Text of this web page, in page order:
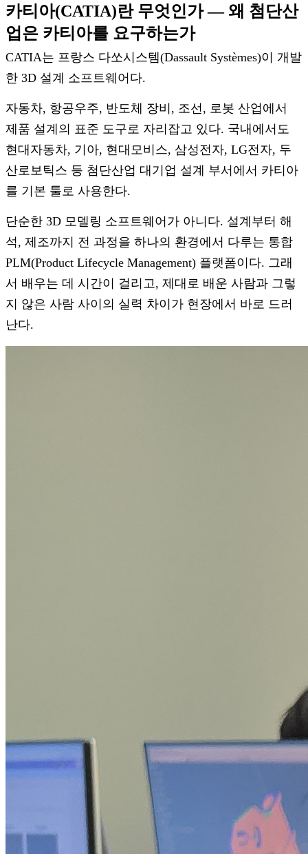
카티아(CATIA)란 무엇인가 — 왜 첨단산
업은 카티아를 요구하는가
CATIA는 프랑스 다쏘시스템(Dassault Systèmes)이 개발
한 3D 설계 소프트웨어다.
자동차, 항공우주, 반도체 장비, 조선, 로봇 산업에서
제품 설계의 표준 도구로 자리잡고 있다. 국내에서도
현대자동차, 기아, 현대모비스, 삼성전자, LG전자, 두
산로보틱스 등 첨단산업 대기업 설계 부서에서 카티아
를 기본 툴로 사용한다.
단순한 3D 모델링 소프트웨어가 아니다. 설계부터 해
석, 제조까지 전 과정을 하나의 환경에서 다루는 통합
PLM(Product Lifecycle Management) 플랫폼이다. 그래
서 배우는 데 시간이 걸리고, 제대로 배운 사람과 그렇
지 않은 사람 사이의 실력 차이가 현장에서 바로 드러
난다.